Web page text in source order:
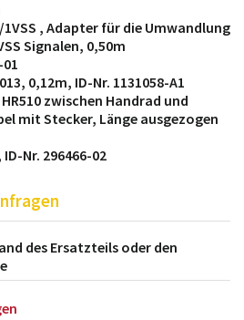
, Adapter für die Umwandlung
Signalen, 0,50m
0,12m, ID-Nr. 1131058-A1
zwischen Handrad und
mit Stecker, Länge ausgezogen
Nr. 296466-02
des Ersatzteils oder den